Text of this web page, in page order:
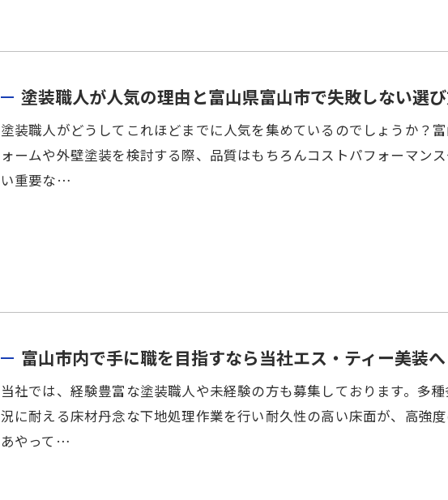
塗装職人が人気の理由と富山県富山市で失敗しない選
塗装職人がどうしてこれほどまでに人気を集めているのでしょうか？
ォームや外壁塗装を検討する際、品質はもちろんコストパフォーマン
い重要な…
富山市内で手に職を目指すなら当社エス・ティー美装へ
当社では、経験豊富な塗装職人や未経験の方も募集しております。多
況に耐える床材丹念な下地処理作業を行い耐久性の高い床面が、高強
あやって…